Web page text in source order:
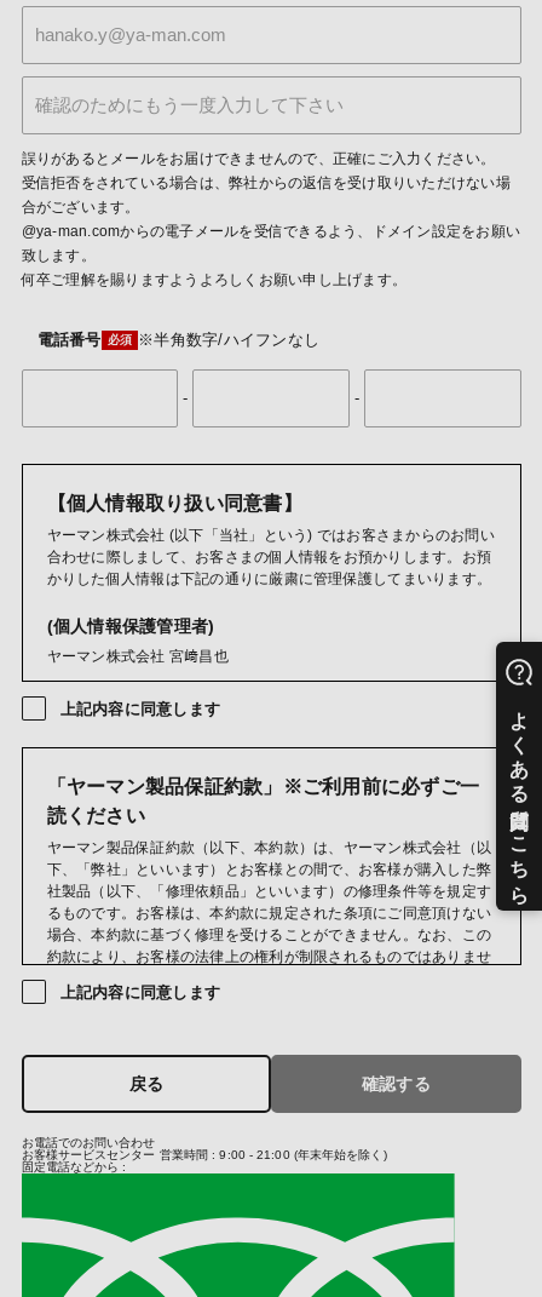
誤りがあるとメールをお届けできませんので、正確にご入力ください。
受信拒否をされている場合は、弊社からの返信を受け取りいただけない場
合がございます。
@ya-man.comからの電子メールを受信できるよう、ドメイン設定をお願い
致します。
何卒ご理解を賜りますようよろしくお願い申し上げます。
電話番号 ※半角数字/ハイフンなし
- -
【個人情報取り扱い同意書】
ヤーマン株式会社 (以下「当社」という) ではお客さまからのお問い
合わせに際しまして、お客さまの個人情報をお預かりします。お預
かりした個人情報は下記の通りに厳粛に管理保護してまいります。
(個人情報保護管理者)
ヤーマン株式会社 宮﨑昌也
(利用目的)
お問い合わせおよびお申し出への対応および必要事項の連絡な
どのため
メールマガジン送信のため
当社のサービスのご案内、サポート情報の提供のため
サービス利用状況に応じた広告表示のため
成果確認のため
当社におけるサービス向上のため
クレジットカードの不正利用検知・防止のため
(第三者への提供)
当社は、クレジットカード決済において、3Dセキュア2.0に対応
し、クレジットカードの不正利用対策を行っております。そのた
が行う不正利用検知・防止のために、お客さまが利用されているカ
ード発行会社及び決済代行会社へ提供させていただきます。
す。当社では、お客様から収集した情報からは、ご利用のカード発
行会社及び当該会社が所在する国を特定することができないため、
以下の個人情報保護措置に関する情報を把握して、ご提供すること
上記内容に同意します
「ヤーマン製品保証約款」※ご利用前に必ずご一
読ください
ヤーマン製品保証約款（以下、本約款）は、ヤーマン株式会社（以
下、「弊社」といいます）とお客様との間で、お客様が購入した弊
社製品（以下、「修理依頼品」といいます）の修理条件等を規定す
るものです。お客様は、本約款に規定された条項にご同意頂けない
場合、本約款に基づく修理を受けることができません。なお、この
約款により、お客様の法律上の権利が制限されるものではありませ
は不具合が発生した場合、本約款の定めに従い、弊社修理サービス
部門が対応するものとします。
第２条（保証期間）
保証期間は、お客様が修理依頼品を購入した日（以下、「お買い上
いたしません。ただし、お客様が弊社又は弊社の正規販売店が主催
するイベントやキャンペーン等を通して弊社製品を取得した場合、
当該取得した日から保証期間を起算するものとします。なお、本約
上記内容に同意します
戻る 確認する
お電話でのお問い合わせ
お客様サービスセンター 営業時間 : 9:00 - 21:00 (年末年始を除く)
固定電話などから :